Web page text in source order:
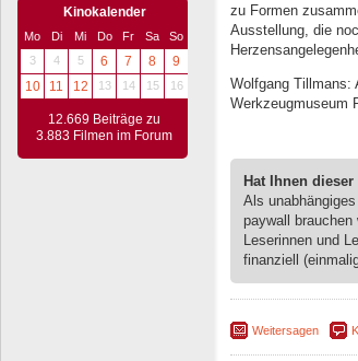
Kinokalender
Mo Di Mi Do Fr Sa
So
3
4 5 6 7 8
9
10
11 12 13 14 15 16
12.669 Beiträge zu
3.883 Filmen im Forum
zu Formen
Ausstellung, die
Wolfgang Tillmans:
Werkzeugmuseum
Hat Ihnen
Als
paywall
Leserinnen und
finanziell
Weitersagen